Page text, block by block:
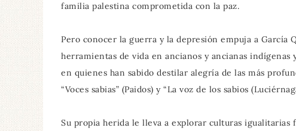
familia palestina comprometida con la paz.
Pero conocer la guerra y la depresión empuja a García
herramientas de vida en ancianos y ancianas
en quienes han sabido destilar alegría de las más
“Voces sabias” (Paidos) y “La voz de los sabios
Su propia herida le lleva a explorar culturas igualitarias